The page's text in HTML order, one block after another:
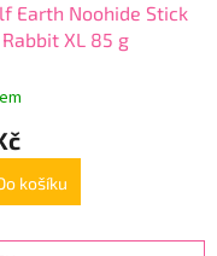
Earth Noohide Stick
XL 85 g
košíku